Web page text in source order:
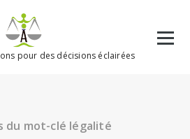
pour des décisions éclairées
du mot-clé légalité